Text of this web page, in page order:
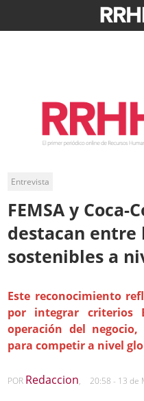
Entrevista
FEMSA y Coca-
destacan entre
sostenibles a
Este reconocimiento
por integrar criterios
operación del
para competir a nivel
POR Redaccion, 20:58 - 13 de